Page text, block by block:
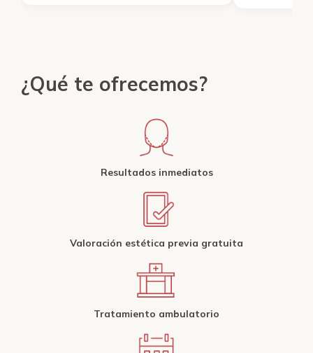
¿Qué te ofrecemos?
Resultados inmediatos
Valoración estética previa gratuita
Tratamiento ambulatorio